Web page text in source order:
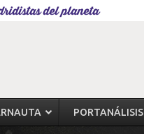
del planeta
PORTANÁLISIS